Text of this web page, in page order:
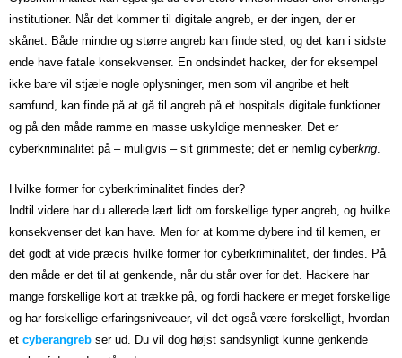
institutioner. Når det kommer til digitale angreb, er der ingen, der er
skånet. Både mindre og større angreb kan finde sted, og det kan i sidste
ende have fatale konsekvenser. En ondsindet hacker, der for eksempel
ikke bare vil stjæle nogle oplysninger, men som vil angribe et helt
samfund, kan finde på at gå til angreb på et hospitals digitale funktioner
og på den måde ramme en masse uskyldige mennesker. Det er
cyberkriminalitet på – muligvis – sit grimmeste; det er nemlig cyberkrig
Hvilke former for cyberkriminalitet findes der?
Indtil videre har du allerede lært lidt om forskellige typer angreb, og hvilke
konsekvenser det kan have. Men for at komme dybere ind til kernen, er
det godt at vide præcis hvilke former for cyberkriminalitet, der findes. På
den måde er det til at genkende, når du står over for det. Hackere har
mange forskellige kort at trække på, og fordi hackere er meget forskellige
og har forskellige erfaringsniveauer, vil det også være forskelligt, hvordan
et cyberangreb ser ud. Du vil dog højst sandsynligt kunne genkende